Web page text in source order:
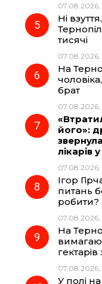
07.08.2026,
Ні
тисячі
07.08.2026,
На
брат
07.08.2026,
його»:
лікарів
07.08.2026,
Ігор
питань
робити?
07.08.2026,
На
07.08.2026,
У полі